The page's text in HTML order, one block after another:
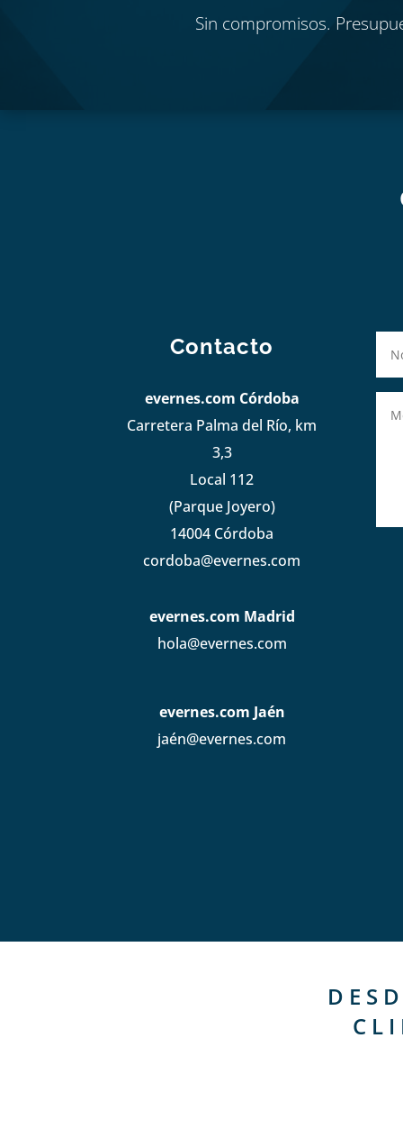
Sin compromisos.
Contacto
evernes.com Córdoba
Carretera Palma del Río, km
3,3
Local 112
(Parque Joyero)
14004 Córdoba
cordoba@evernes.com
evernes.com Madrid
hola@evernes.com
evernes.com Jaén
jaén@evernes.com